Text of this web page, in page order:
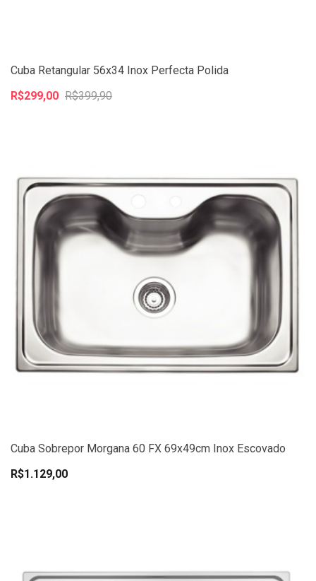
Cuba Retangular 56x34 Inox Perfecta Polida
R$299,00 R$399,90
Cuba Sobrepor Morgana 60 FX 69x49cm Inox Escovado
R$1.129,00